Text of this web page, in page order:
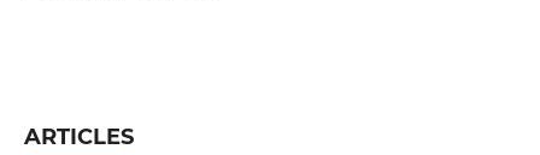
ARTICLES